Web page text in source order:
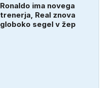
Ronaldo ima novega
trenerja, Real znova
globoko segel v žep